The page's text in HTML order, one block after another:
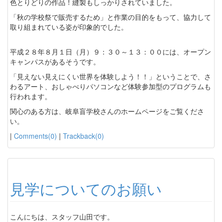
「秋の学校祭で販売するため」と作業の目的をもって、協力して
取り組まれている姿が印象的でした。
平成２８年８月１日（月）９：３０～１３：００には、オープン
キャンパスがあるそうです。
「見えない見えにくい世界を体験しよう！！」ということで、さ
わるアート、おしゃべりパソコンなど体験参加型のプログラムも
行われます。
関心のある方は、岐阜盲学校さんのホームページをご覧くださ
い。
| Comments(0) | Trackback(0)
見学についてのお願い
こんにちは、スタッフ山田です。